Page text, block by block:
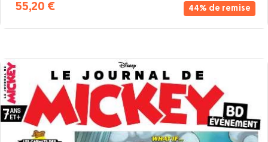
44% de remise
55,20 €